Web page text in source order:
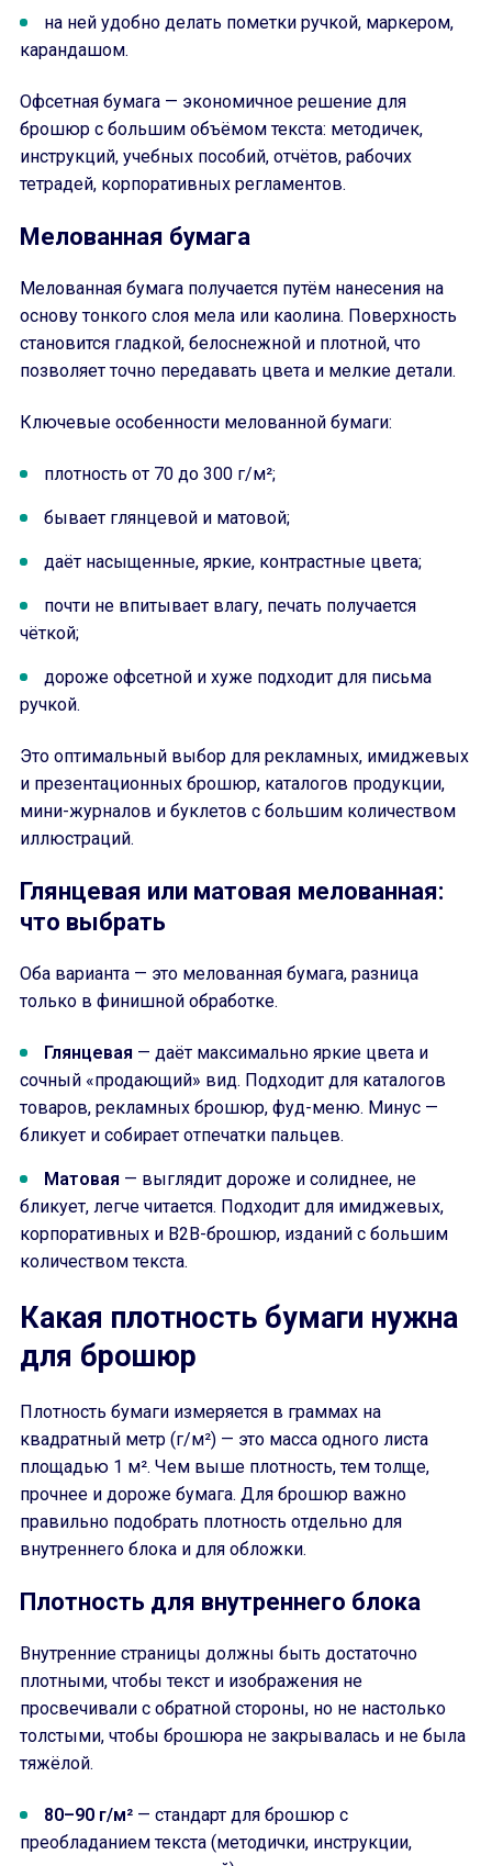
на ней удобно делать пометки ручкой, маркером,
карандашом.
Офсетная бумага — экономичное решение для
брошюр с большим объёмом текста: методичек,
инструкций, учебных пособий, отчётов, рабочих
тетрадей, корпоративных регламентов.
Мелованная бумага
Мелованная бумага получается путём нанесения на
основу тонкого слоя мела или каолина. Поверхность
становится гладкой, белоснежной и плотной, что
позволяет точно передавать цвета и мелкие детали.
Ключевые особенности мелованной бумаги:
плотность от 70 до 300 г/м²;
бывает глянцевой и матовой;
даёт насыщенные, яркие, контрастные цвета;
почти не впитывает влагу, печать получается
чёткой;
дороже офсетной и хуже подходит для письма
ручкой.
Это оптимальный выбор для рекламных, имиджевых
и презентационных брошюр, каталогов продукции,
мини-журналов и буклетов с большим количеством
иллюстраций.
Глянцевая или матовая мелованная:
что выбрать
Оба варианта — это мелованная бумага, разница
только в финишной обработке.
Глянцевая — даёт максимально яркие цвета и
сочный «продающий» вид. Подходит для каталогов
товаров, рекламных брошюр, фуд-меню. Минус —
бликует и собирает отпечатки пальцев.
Матовая — выглядит дороже и солиднее, не
бликует, легче читается. Подходит для имиджевых,
корпоративных и B2B-брошюр, изданий с большим
количеством текста.
Какая плотность бумаги нужна
для брошюр
Плотность бумаги измеряется в граммах на
квадратный метр (г/м²) — это масса одного листа
площадью 1 м². Чем выше плотность, тем толще,
прочнее и дороже бумага. Для брошюр важно
правильно подобрать плотность отдельно для
внутреннего блока и для обложки.
Плотность для внутреннего блока
Внутренние страницы должны быть достаточно
плотными, чтобы текст и изображения не
просвечивали с обратной стороны, но не настолько
толстыми, чтобы брошюра не закрывалась и не была
тяжёлой.
80–90 г/м² — стандарт для брошюр с
преобладанием текста (методички, инструкции,